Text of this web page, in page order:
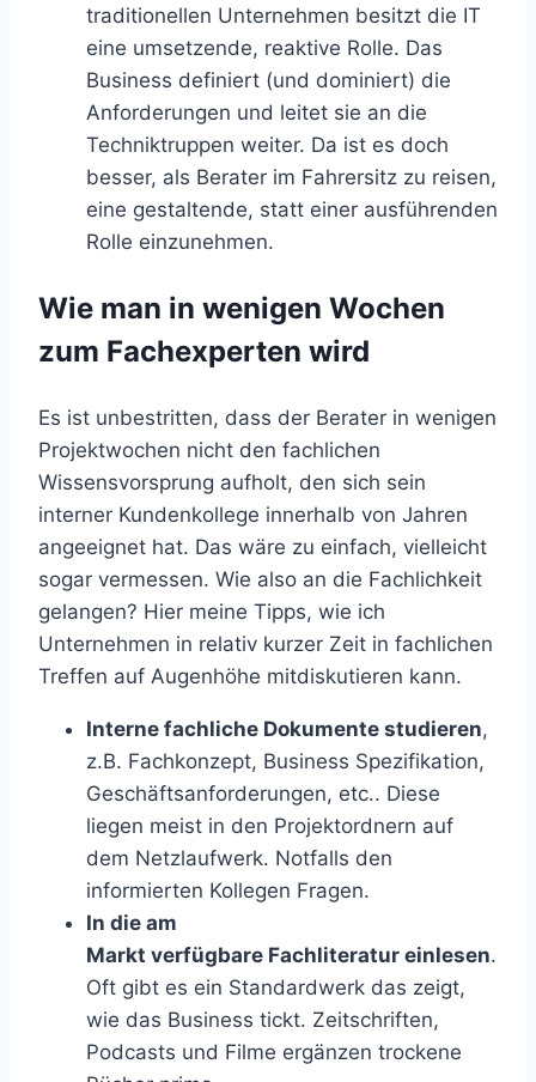
traditionellen Unternehmen besitzt die IT
eine umsetzende, reaktive Rolle. Das
Business definiert (und dominiert) die
Anforderungen und leitet sie an die
Techniktruppen weiter. Da ist es doch
besser, als Berater im Fahrersitz zu reisen,
eine gestaltende, statt einer ausführenden
Rolle einzunehmen.
Wie man in wenigen Wochen
zum Fachexperten wird
Es ist unbestritten, dass der Berater in wenigen
Projektwochen nicht den fachlichen
Wissensvorsprung aufholt, den sich sein
interner Kundenkollege innerhalb von Jahren
angeeignet hat. Das wäre zu einfach, vielleicht
sogar vermessen. Wie also an die Fachlichkeit
gelangen? Hier meine Tipps, wie ich
Unternehmen in relativ kurzer Zeit in fachlichen
Treffen auf Augenhöhe mitdiskutieren kann.
Interne fachliche Dokumente studieren,
z.B. Fachkonzept, Business Spezifikation,
Geschäftsanforderungen, etc.. Diese
liegen meist in den Projektordnern auf
dem Netzlaufwerk. Notfalls den
informierten Kollegen Fragen.
In die am
Markt verfügbare Fachliteratur einlesen.
Oft gibt es ein Standardwerk das zeigt,
wie das Business tickt. Zeitschriften,
Podcasts und Filme ergänzen trockene